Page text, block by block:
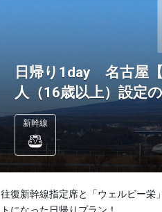
日帰り1day 名古屋
人（16歳以上）設定
新幹線
往復新幹線指定席と「ウェルビー栄